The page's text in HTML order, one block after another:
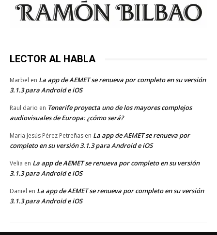
LECTOR AL HABLA
Marbel en La app de AEMET se renueva por completo en su versión
3.1.3 para Android e iOS
Raul dario en Tenerife proyecta uno de los mayores complejos
audiovisuales de Europa: ¿cómo será?
Maria Jesús Pérez Petreñas en La app de AEMET se renueva por
completo en su versión 3.1.3 para Android e iOS
Velia en La app de AEMET se renueva por completo en su versión
3.1.3 para Android e iOS
Daniel en La app de AEMET se renueva por completo en su versión
3.1.3 para Android e iOS